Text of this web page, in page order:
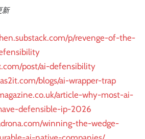
新
p/revenge-of-the-
post/ai-defensibility
blogs/ai-wrapper-trap
article-why-most-ai-
defensible-ip-2026
winning-the-wedge-